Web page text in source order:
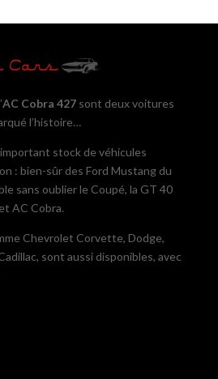
AC Cobra 427sont deux voitures
l’histoire…
stock de véhicules
: bien-sûr des Ford Mustang du
sans oublier le Coupé, la GT 40
AC Cobra.
Chevrolet Corvette, Dodge,
sont aussi disponibles, avec